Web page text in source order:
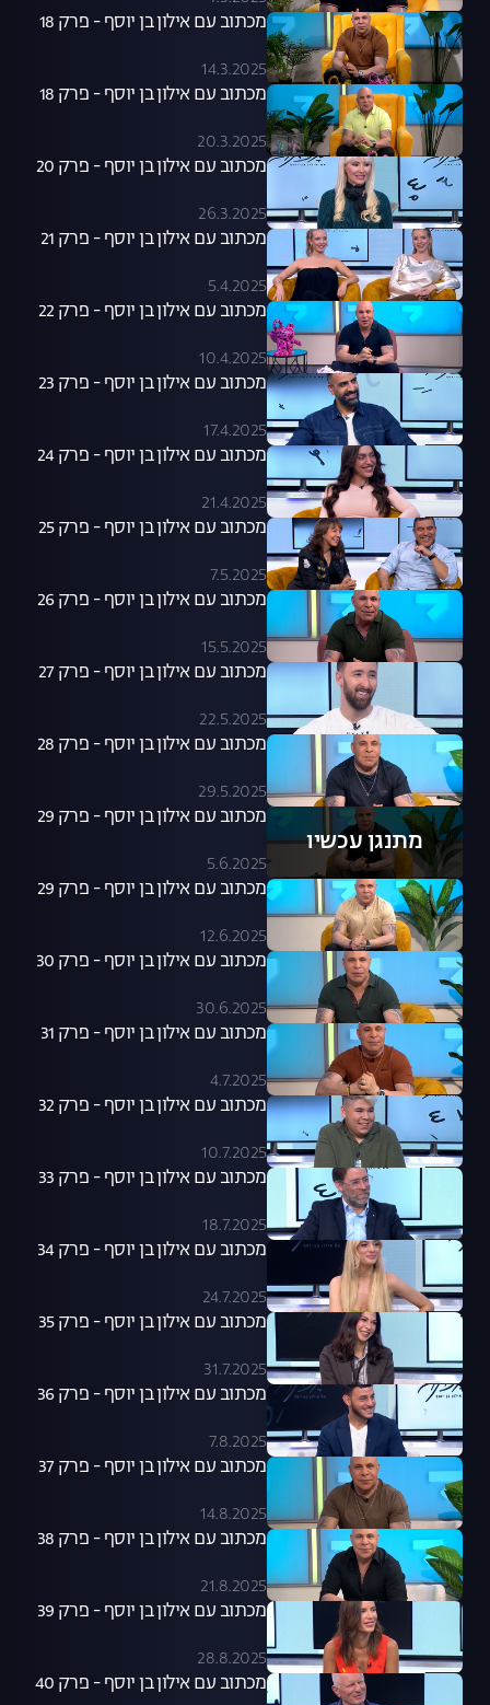
מכתוב עם אילון בן יוסף - פרק 18
14.3.2025
מכתוב עם אילון בן יוסף - פרק 18
20.3.2025
מכתוב עם אילון בן יוסף - פרק 20
26.3.2025
מכתוב עם אילון בן יוסף - פרק 21
5.4.2025
מכתוב עם אילון בן יוסף - פרק 22
10.4.2025
מכתוב עם אילון בן יוסף - פרק 23
17.4.2025
מכתוב עם אילון בן יוסף - פרק 24
21.4.2025
מכתוב עם אילון בן יוסף - פרק 25
7.5.2025
מכתוב עם אילון בן יוסף - פרק 26
15.5.2025
מכתוב עם אילון בן יוסף - פרק 27
22.5.2025
מכתוב עם אילון בן יוסף - פרק 28
29.5.2025
מתנגן עכשיו
מכתוב עם אילון בן יוסף - פרק 29
5.6.2025
מכתוב עם אילון בן יוסף - פרק 29
12.6.2025
מכתוב עם אילון בן יוסף - פרק 30
30.6.2025
מכתוב עם אילון בן יוסף - פרק 31
4.7.2025
מכתוב עם אילון בן יוסף - פרק 32
10.7.2025
מכתוב עם אילון בן יוסף - פרק 33
18.7.2025
מכתוב עם אילון בן יוסף - פרק 34
24.7.2025
מכתוב עם אילון בן יוסף - פרק 35
31.7.2025
מכתוב עם אילון בן יוסף - פרק 36
7.8.2025
מכתוב עם אילון בן יוסף - פרק 37
14.8.2025
מכתוב עם אילון בן יוסף - פרק 38
21.8.2025
מכתוב עם אילון בן יוסף - פרק 39
28.8.2025
מכתוב עם אילון בן יוסף - פרק 40